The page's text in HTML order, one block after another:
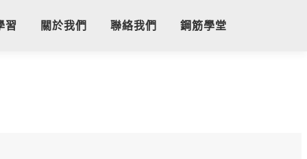
習 關於我們 聯絡我們 鋼筋學堂